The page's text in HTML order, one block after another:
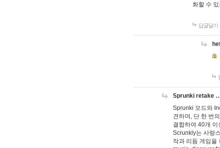
화할 수
답글달기
Sprunki retake
Sprunki 모드와
견하며, 단 한 번
결합하여 40개
Scrunkly는 사랑
작과 리듬 게임을